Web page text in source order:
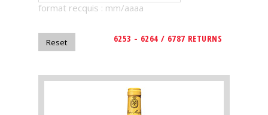
magazine
Magazine
format recquis : mm/aaaa
6253 - 6264 / 6787 RETURNS